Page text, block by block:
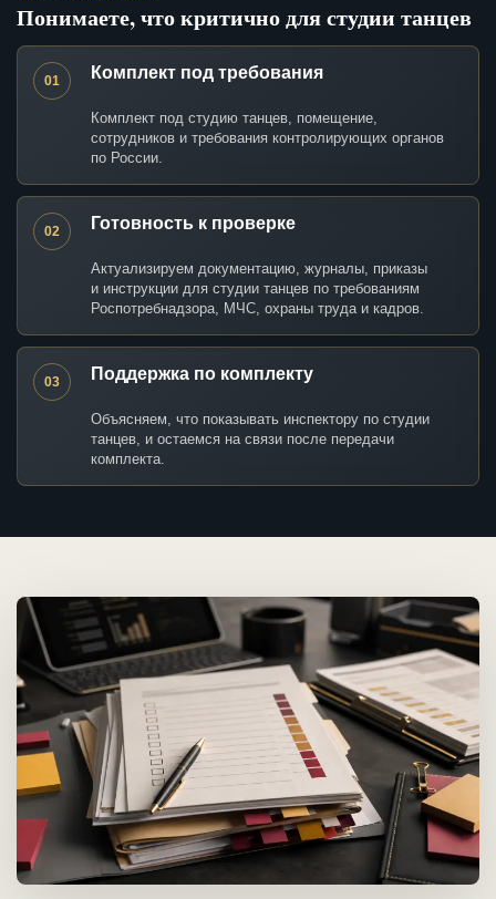
Понимаете, что критично для студии танцев
01 Комплект под требования
Комплект под студию танцев, помещение,
сотрудников и требования контролирующих органов
по России.
02 Готовность к проверке
Актуализируем документацию, журналы, приказы
и инструкции для студии танцев по требованиям
Роспотребнадзора, МЧС, охраны труда и кадров.
03 Поддержка по комплекту
Объясняем, что показывать инспектору по студии
танцев, и остаемся на связи после передачи
комплекта.